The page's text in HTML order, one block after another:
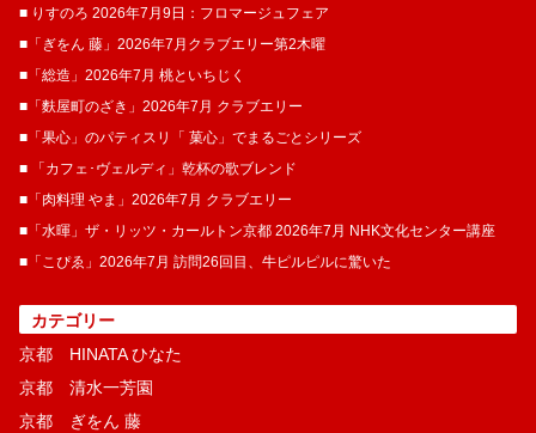
■ りすのろ 2026年7月9日：フロマージュフェア
■「ぎをん 藤」2026年7月クラブエリー第2木曜
■「総造」2026年7月 桃といちじく
■「麩屋町のざき」2026年7月 クラブエリー
■「果心」のパティスリ「 菓​心」でまるごとシリーズ
■ 「カフェ･ヴェルディ」乾杯の歌ブレンド
■「肉料理 やま」2026年7月 クラブエリー
■「水暉」ザ・リッツ・カールトン京都 2026年7月 NHK文化センター講座
■「こぴゑ」2026年7月 訪問26回目、牛ピルピルに驚いた
カテゴリー
京都 HINATA ひなた
京都 清水一芳園
京都 ぎをん 藤